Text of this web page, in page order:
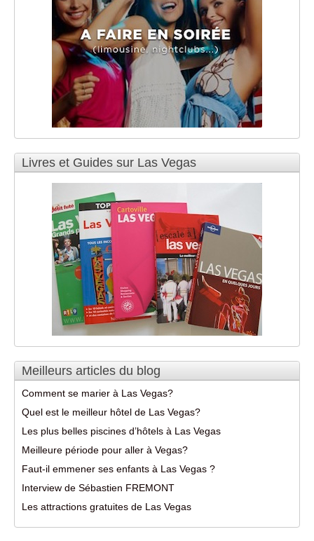
Livres et Guides sur Las Vegas
Meilleurs articles du blog
Comment se marier à Las Vegas?
Quel est le meilleur hôtel de Las Vegas?
Les plus belles piscines d’hôtels à Las Vegas
Meilleure période pour aller à Vegas?
Faut-il emmener ses enfants à Las Vegas ?
Interview de Sébastien FREMONT
Les attractions gratuites de Las Vegas